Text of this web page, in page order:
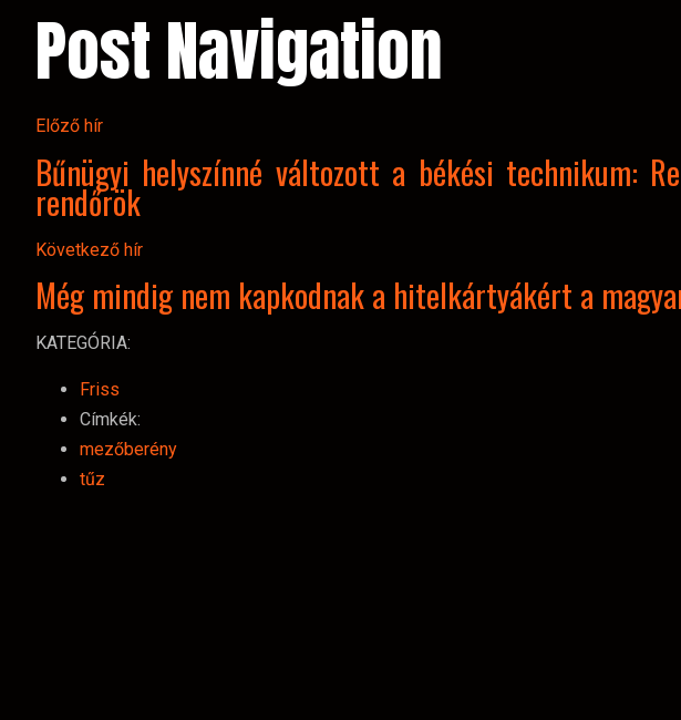
Post Navigation
Előző hír
Bűnügyi helyszínné változott a békési technikum:
rendőrök
Következő hír
Még mindig nem kapkodnak a hitelkártyákért a
KATEGÓRIA:
Friss
Címkék:
mezőberény
tűz